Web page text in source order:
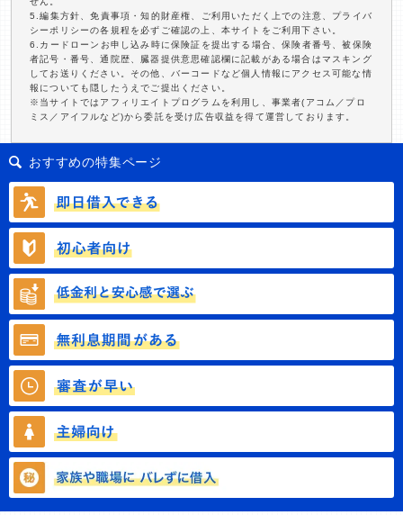
5.編集方針、免責事項・知的財産権、ご利用いただく上での注意、プライバ
シーポリシーの各規程を必ずご確認の上、本サイトをご利用下さい。
6.カードローンお申し込み時に保険証を提出する場合、保険者番号、被保険
者記号・番号、通院歴、臓器提供意思確認欄に記載がある場合はマスキング
してお送りください。その他、バーコードなど個人情報にアクセス可能な情
報についても隠したうえでご提出ください。
※当サイトではアフィリエイトプログラムを利用し、事業者(アコム／プロ
ミス／アイフルなど)から委託を受け広告収益を得て運営しております。
おすすめの特集ページ